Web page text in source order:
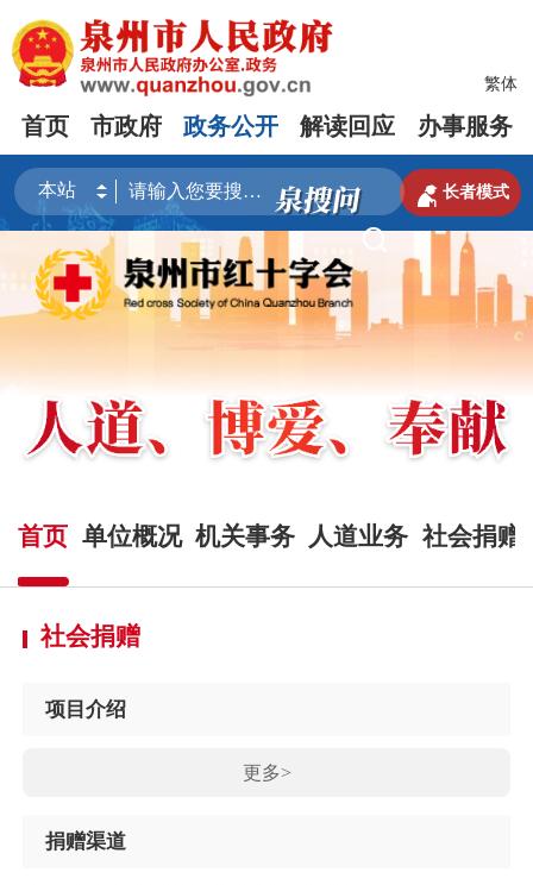
繁体
首页 市政府 政务公开 解读回应 办事服务

 长者模式
首页 单位概况 机关事务 人道业务 社会捐赠
社会捐赠
项目介绍
更多>
捐赠渠道